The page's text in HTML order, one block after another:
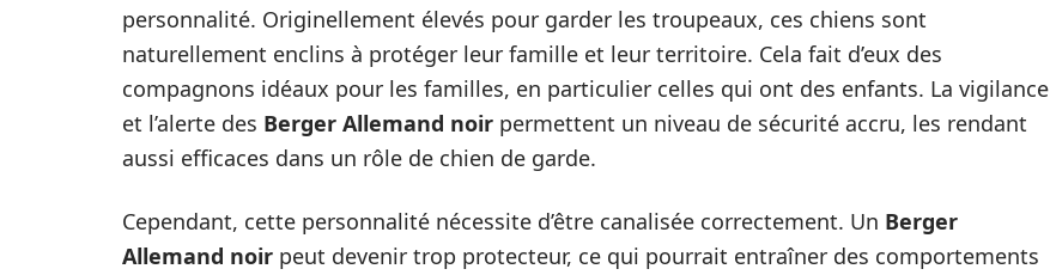
personnalité. Originellement élevés pour garder les troupeaux, ces chiens sont
naturellement enclins à protéger leur famille et leur territoire. Cela fait d’eux des
compagnons idéaux pour les familles, en particulier celles qui ont des enfants. La vigilance
et l’alerte des Berger Allemand noir permettent un niveau de sécurité accru, les rendant
aussi efficaces dans un rôle de chien de garde.
Cependant, cette personnalité nécessite d’être canalisée correctement. Un Berger
Allemand noir peut devenir trop protecteur, ce qui pourrait entraîner des comportements